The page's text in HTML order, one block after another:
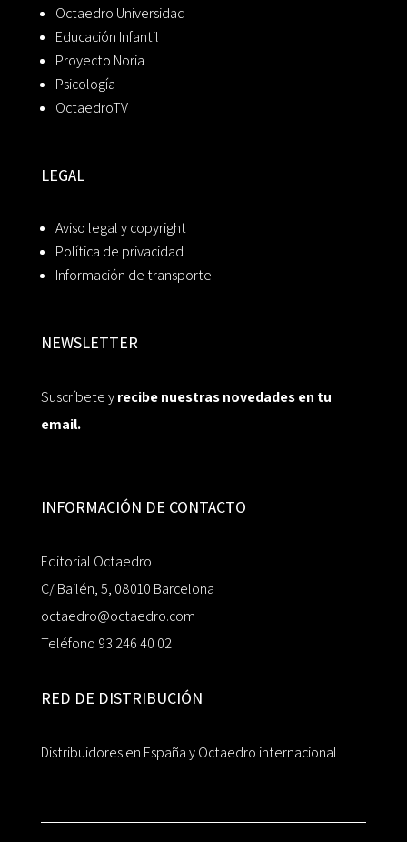
Octaedro Universidad
Educación Infantil
Proyecto Noria
Psicología
OctaedroTV
LEGAL
Aviso legal y copyright
Política de privacidad
Información de transporte
NEWSLETTER
Suscríbete yrecibe nuestras novedades en tu
email.
INFORMACIÓN DE CONTACTO
Editorial Octaedro
C/ Bailén, 5, 08010 Barcelona
octaedro@octaedro.com
Teléfono 93 246 40 02
RED DE DISTRIBUCIÓN
Distribuidores en España y Octaedro internacional